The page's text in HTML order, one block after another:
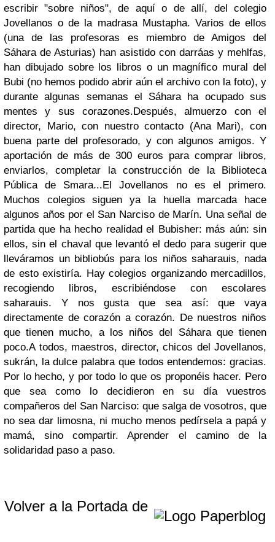
escribir "sobre niños", de aquí o de allí, del colegio
Jovellanos o de la madrasa Mustapha. Varios de ellos
(una de las profesoras es miembro de Amigos del
Sáhara de Asturias) han asistido con darráas y mehlfas,
han dibujado sobre los libros o un magnífico mural del
Bubi (no hemos podido abrir aún el archivo con la foto), y
durante algunas semanas el Sáhara ha ocupado sus
mentes y sus corazones.Después, almuerzo con el
director, Mario, con nuestro contacto (Ana Mari), con
buena parte del profesorado, y con algunos amigos. Y
aportación de más de 300 euros para comprar libros,
enviarlos, completar la construcción de la Biblioteca
Pública de Smara...El Jovellanos no es el primero.
Muchos colegios siguen ya la huella marcada hace
algunos años por el San Narciso de Marín. Una señal de
partida que ha hecho realidad el Bubisher: más aún: sin
ellos, sin el chaval que levantó el dedo para sugerir que
lleváramos un bibliobús para los niños saharauis, nada
de esto existiría. Hay colegios organizando mercadillos,
recogiendo libros, escribiéndose con escolares
saharauis. Y nos gusta que sea así: que vaya
directamente de corazón a corazón. De nuestros niños
que tienen mucho, a los niños del Sáhara que tienen
poco.A todos, maestros, director, chicos del Jovellanos,
sukrán, la dulce palabra que todos entendemos: gracias.
Por lo hecho, y por todo lo que os proponéis hacer. Pero
que sea como lo decidieron en su día vuestros
compañeros del San Narciso: que salga de vosotros, que
no sea dar limosna, ni mucho menos pedírsela a papá y
mamá, sino compartir. Aprender el camino de la
solidaridad paso a paso.
Volver a la Portada de